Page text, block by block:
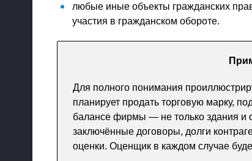
любые иные объекты гражданских
участия в гражданском обороте.
Для полного понимания
планирует продать торговую марку,
балансе фирмы — не только здания и
заключённые договоры, долги
оценки. Оценщик в каждом случае